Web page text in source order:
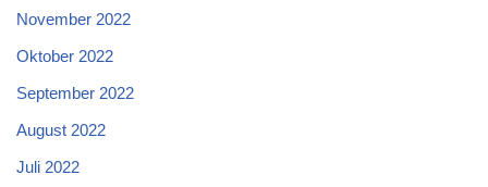
November 2022
Oktober 2022
September 2022
August 2022
Juli 2022